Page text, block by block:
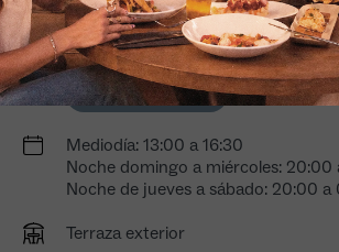
Avenida Blasco Ibáñez 59-61, 46021
960 130 282
Reserva tu evento
Mediodía: 13:00 a 16:30
Noche domingo a miércoles: 20:00
Noche de jueves a sábado: 20:00 a
Terraza exterior